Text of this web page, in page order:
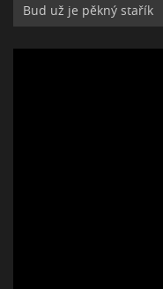
Bud už je pěkný stařík